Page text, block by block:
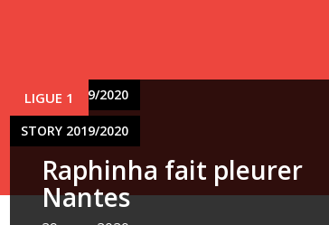
STORY 2019/2020
LIGUE 1
STORY 2019/2020
Raphinha fait pleurer
Nantes